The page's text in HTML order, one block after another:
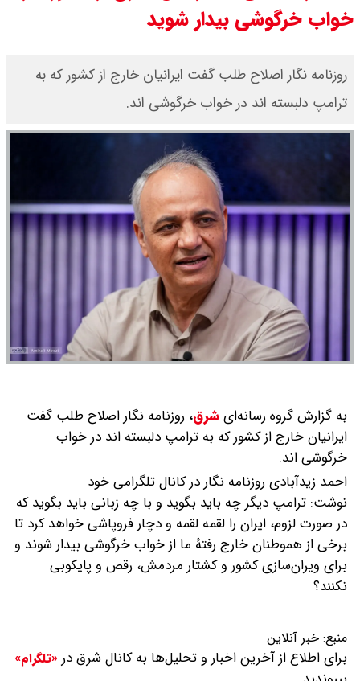
۱۴۰۵ اعلام شد/ طلا بر مدار صعود
/ نفت صعودی شد + جدول
خواب خرگوشی بیدار شوید
روزنامه نگار اصلاح طلب گفت ایرانیان خارج از کشور که به
ترامپ دلبسته اند در خواب خرگوشی اند.
به گزارش گروه رسانه‌ایشرق، روزنامه نگار اصلاح طلب گفت
ایرانیان خارج از کشور که به ترامپ دلبسته اند در خواب
خرگوشی اند.
احمد زیدآبادی روزنامه نگار در کانال تلگرامی خود
نوشت: ترامپ دیگر چه باید بگوید و با چه زبانی باید بگوید که
در صورت لزوم، ایران را لقمه لقمه و دچار فروپاشی خواهد کرد تا
برخی از هموطنان خارج رفتهٔ ما از خواب خرگوشی بیدار شوند و
برای ویران‌سازی کشور و کشتار مردمش، رقص و پایکوبی
نکنند؟
منبع: خبر آنلاین
برای اطلاع از آخرین اخبار و تحلیل‌ها به کانال شرق در «تلگرام»